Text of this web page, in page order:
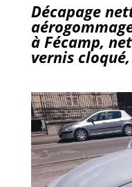
Décapage
à Fécamp,
vernis